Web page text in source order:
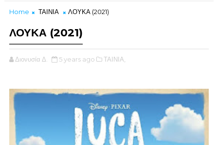
Home ΤΑΙΝΙΑ ΛΟΥΚΑ (2021)
ΛΟΥΚΑ (2021)
Διονυσία Δ. 5 years ago ΤΑΙΝΙΑ,